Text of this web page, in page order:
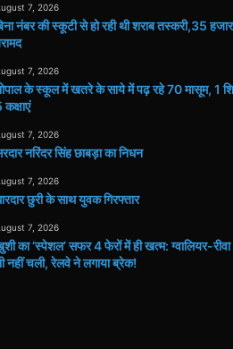
7, 2026
नंबर की स्कूटी से हो रही थी शराब तस्करी,35
7, 2026
के स्कूल में खतरे के साये में पढ़ रहे 70 मासूम, 1
कक्षाएं
7, 2026
नरिंदर सिंह छाबड़ा का निधन
7, 2026
छुरी के साथ युवक गिरफ्तार
7, 2026
का ‘स्पेशल’ सफर 4 फेरों में ही खत्म: ग्वालियर-
नहीं चली, रेलवे ने लगाया ब्रेक!